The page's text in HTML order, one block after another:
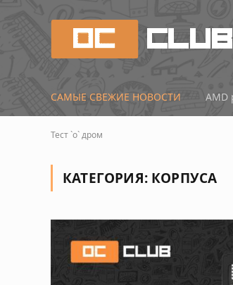
САМЫЕ СВЕЖИЕ НОВОСТИ
Тест `о` дром
КАТЕГОРИЯ: КОРПУСА